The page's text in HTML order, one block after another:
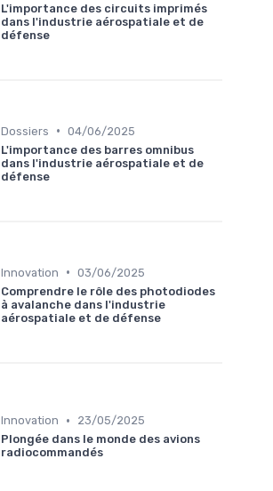
L'importance des circuits imprimés
dans l'industrie aérospatiale et de
défense
Dossiers • 04/06/2025
L'importance des barres omnibus
dans l'industrie aérospatiale et de
défense
Innovation • 03/06/2025
Comprendre le rôle des photodiodes
à avalanche dans l'industrie
aérospatiale et de défense
Innovation •
23/05/2025
Plongée dans le monde des avions
radiocommandés